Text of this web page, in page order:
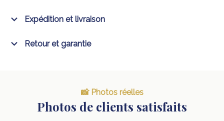
Expédition et livraison
Retour et garantie
📸 Photos réelles
Photos de clients satisfaits